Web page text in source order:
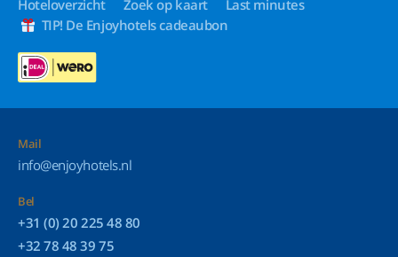
Hoteloverzicht Zoek op kaart
Last minutes
TIP! De Enjoyhotels cadeaubon
Mail
info@enjoyhotels.nl
Bel
+31 (0) 20 225 48 80
+32 78 48 39 75